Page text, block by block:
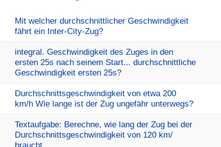
Mit welcher durchschnittlicher Geschwindigkeit
fährt ein Inter-City-Zug?
integral. Geschwindigkeit des Zuges in den
ersten 25s nach seinem Start... durchschnittliche
Geschwindigkeit ersten 25s?
Durchschnittsgeschwindigkeit von etwa 200
km/h Wie lange ist der Zug ungefähr unterwegs?
Textaufgabe: Berechne, wie lang der Zug bei der
Durchschnittsgeschwindigkeit von 120 km/